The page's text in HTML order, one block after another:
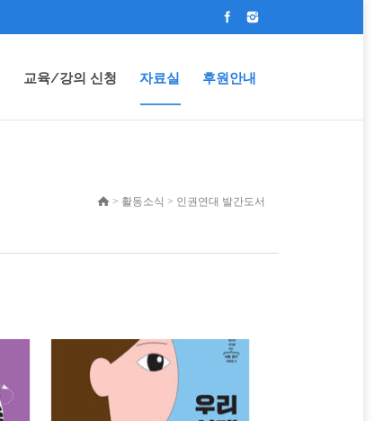
교육/강의 신청 자료실 후원안내
> 활동소식 > 인권연대 발간도서